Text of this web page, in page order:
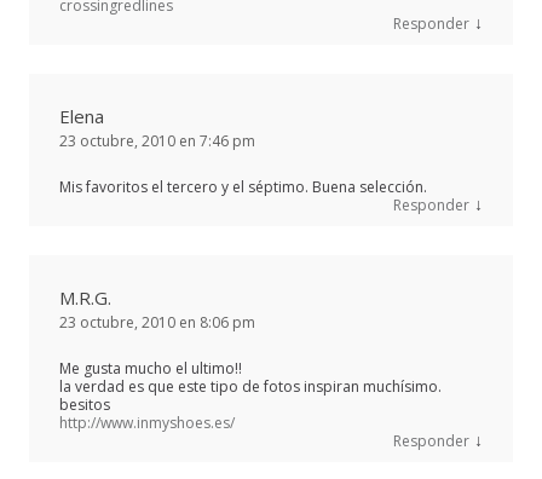
crossingredlines
Responder ↓
Elena
23 octubre, 2010 en 7:46 pm
Mis favoritos el tercero y el séptimo. Buena selección.
Responder ↓
M.R.G.
23 octubre, 2010 en 8:06 pm
Me gusta mucho el ultimo!!
la verdad es que este tipo de fotos inspiran muchísimo.
besitos
http://www.inmyshoes.es/
Responder ↓